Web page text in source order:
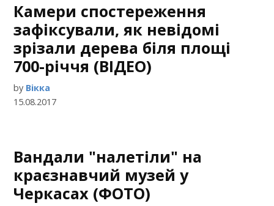
Камери спостереження
зафіксували, як невідомі
зрізали дерева біля площі
700-річчя (ВІДЕО)
by Вікка
15.08.2017
Вандали "налетіли" на
краєзнавчий музей у
Черкасах (ФОТО)